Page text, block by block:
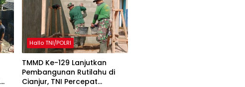
Hallo TNI/POLRI
TMMD Ke-129 Lanjutkan
Pembangunan Rutilahu di
Cianjur, TNI Percepat